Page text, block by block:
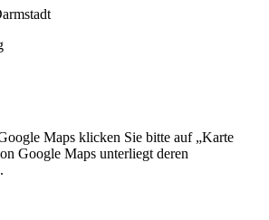
Maps klicken Sie bitte auf „Karte
Google Maps unterliegt deren